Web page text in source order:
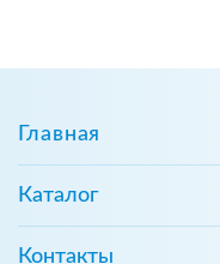
Главная
Каталог
Контакты